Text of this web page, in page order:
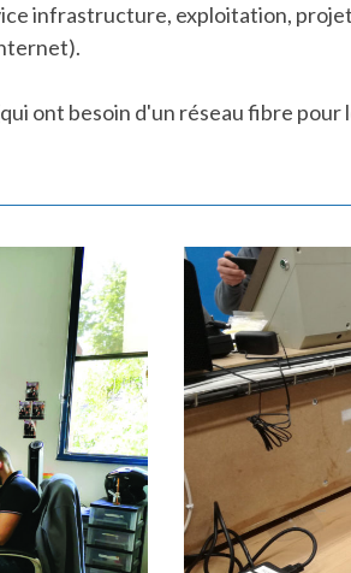
infrastructure, exploitation,
ont besoin d'un réseau fibre pour